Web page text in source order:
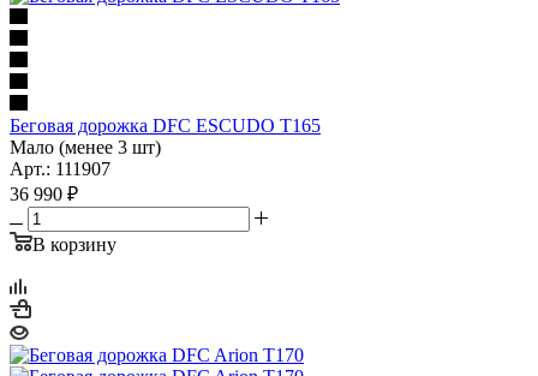
Беговая дорожка DFC ESCUDO T165
Мало (менее 3 шт)
Арт.: 111907
36 990 ₽
В корзину